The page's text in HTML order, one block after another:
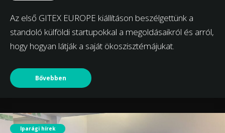
Az első GITEX EUROPE kiállításon beszélgettünk a
standoló külföldi startupokkal a megoldásaikról és arról,
hogy hogyan látják a saját ökoszisztémájukat.
Bővebben
Iparági hírek